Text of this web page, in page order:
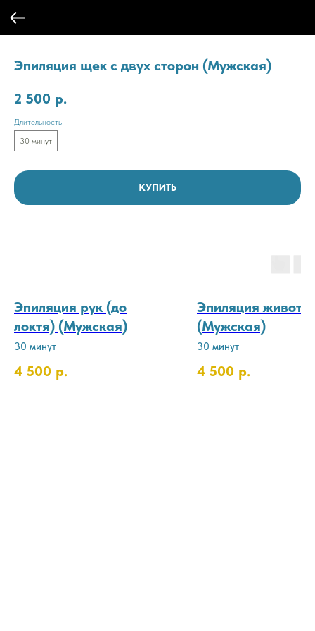
Эпиляция щек с двух сторон (Мужская)
2 500 р.
Длительность
30 минут
КУПИТЬ
Эпиляция рук (до
локтя) (Мужская)
30 минут
4 500 р.
Эпиляция живота
(Мужская)
30 минут
4 500 р.